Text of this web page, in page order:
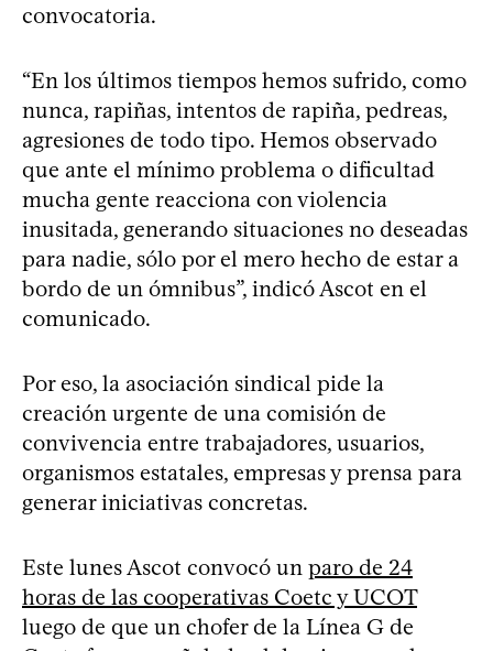
convocatoria.
“En los últimos tiempos hemos sufrido, como
nunca, rapiñas, intentos de rapiña, pedreas,
agresiones de todo tipo. Hemos observado
que ante el mínimo problema o dificultad
mucha gente reacciona con violencia
inusitada, generando situaciones no deseadas
para nadie, sólo por el mero hecho de estar a
bordo de un ómnibus”, indicó Ascot en el
comunicado.
Por eso, la asociación sindical pide la
creación urgente de una comisión de
convivencia entre trabajadores, usuarios,
organismos estatales, empresas y prensa para
generar iniciativas concretas.
Este lunes Ascot convocó un paro de 24
horas de las cooperativas Coetc y UCOT
luego de que un chofer de la Línea G de